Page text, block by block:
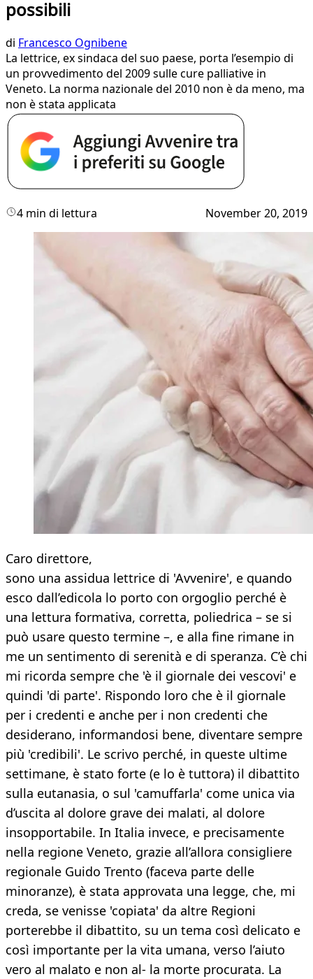
possibili
di Francesco Ognibene
La lettrice, ex sindaca del suo paese, porta l’esempio di
un provvedimento del 2009 sulle cure palliative in
Veneto. La norma nazionale del 2010 non è da meno, ma
non è stata applicata
4 min di lettura November 20, 2019
Caro direttore,
sono una assidua lettrice di 'Avvenire', e quando
esco dall’edicola lo porto con orgoglio perché è
una lettura formativa, corretta, poliedrica – se si
può usare questo termine –, e alla fine rimane in
me un sentimento di serenità e di speranza. C’è chi
mi ricorda sempre che 'è il giornale dei vescovi' e
quindi 'di parte'. Rispondo loro che è il giornale
per i credenti e anche per i non credenti che
desiderano, informandosi bene, diventare sempre
più 'credibili'. Le scrivo perché, in queste ultime
settimane, è stato forte (e lo è tuttora) il dibattito
sulla eutanasia, o sul 'camuffarla' come unica via
d’uscita al dolore grave dei malati, al dolore
insopportabile. In Italia invece, e precisamente
nella regione Veneto, grazie all’allora consigliere
regionale Guido Trento (faceva parte delle
minoranze), è stata approvata una legge, che, mi
creda, se venisse 'copiata' da altre Regioni
porterebbe il dibattito, su un tema così delicato e
così importante per la vita umana, verso l’aiuto
vero al malato e non al- la morte procurata. La